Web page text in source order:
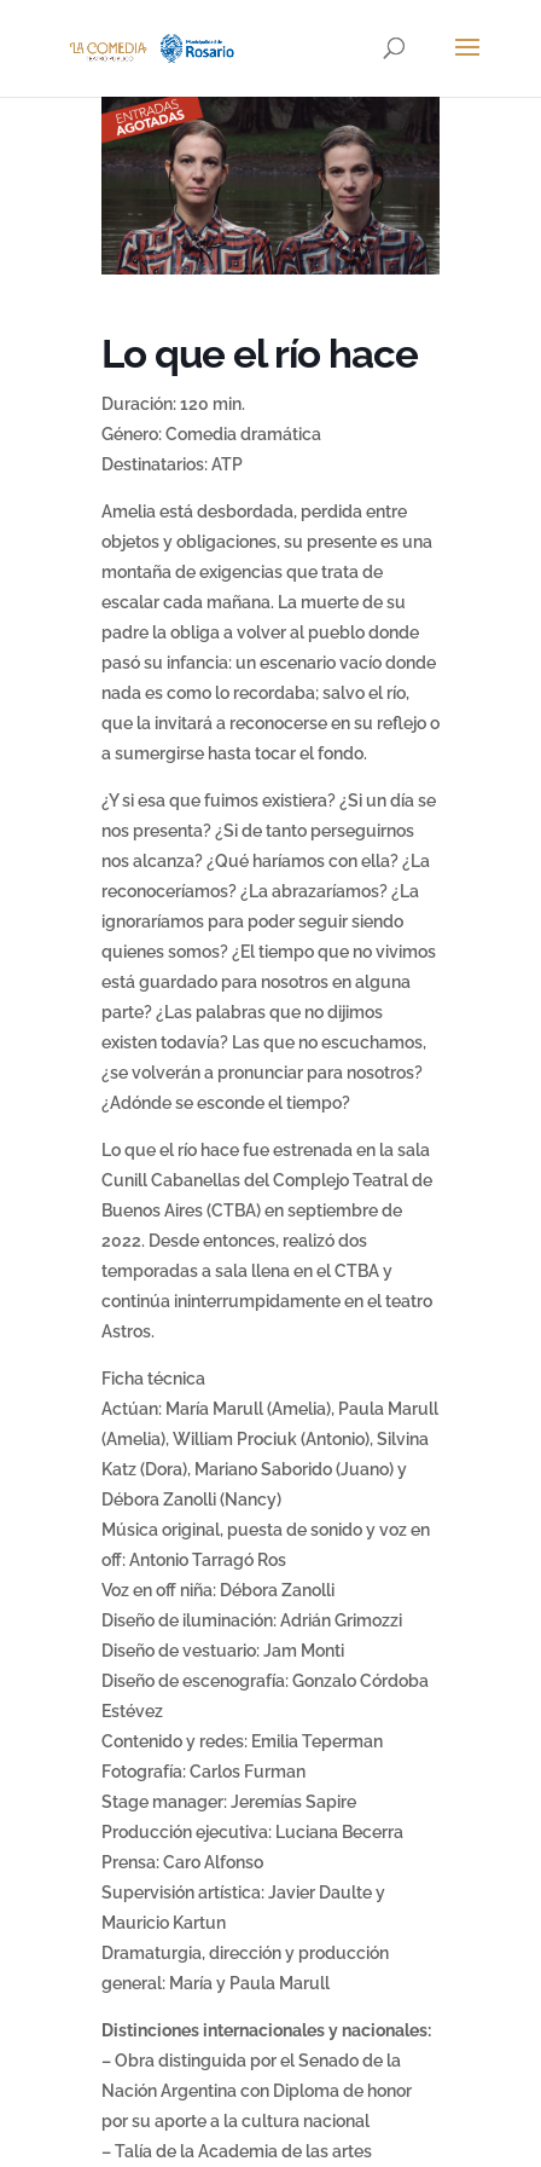
Lo que el río hace
Duración: 120 min.
Género: Comedia dramática
Destinatarios: ATP
Amelia está desbordada, perdida entre
objetos y obligaciones, su presente es una
montaña de exigencias que trata de
escalar cada mañana. La muerte de su
padre la obliga a volver al pueblo donde
pasó su infancia: un escenario vacío donde
nada es como lo recordaba; salvo el río,
que la invitará a reconocerse en su reflejo o
a sumergirse hasta tocar el fondo.
¿Y si esa que fuimos existiera? ¿Si un día se
nos presenta? ¿Si de tanto perseguirnos
nos alcanza? ¿Qué haríamos con ella? ¿La
reconoceríamos? ¿La abrazaríamos? ¿La
ignoraríamos para poder seguir siendo
quienes somos? ¿El tiempo que no vivimos
está guardado para nosotros en alguna
parte? ¿Las palabras que no dijimos
existen todavía? Las que no escuchamos,
¿se volverán a pronunciar para nosotros?
¿Adónde se esconde el tiempo?
Lo que el río hace fue estrenada en la sala
Cunill Cabanellas del Complejo Teatral de
Buenos Aires (CTBA) en septiembre de
2022. Desde entonces, realizó dos
temporadas a sala llena en el CTBA y
continúa ininterrumpidamente en el teatro
Astros.
Ficha técnica
Actúan: María Marull (Amelia), Paula Marull
(Amelia), William Prociuk (Antonio), Silvina
Katz (Dora), Mariano Saborido (Juano) y
Débora Zanolli (Nancy)
Música original, puesta de sonido y voz en
off: Antonio Tarragó Ros
Voz en off niña: Débora Zanolli
Diseño de iluminación: Adrián Grimozzi
Diseño de vestuario: Jam Monti
Diseño de escenografía: Gonzalo Córdoba
Estévez
Contenido y redes: Emilia Teperman
Fotografía: Carlos Furman
Stage manager: Jeremías Sapire
Producción ejecutiva: Luciana Becerra
Prensa: Caro Alfonso
Supervisión artística: Javier Daulte y
Mauricio Kartun
Dramaturgia, dirección y producción
general: María y Paula Marull
Distinciones internacionales y nacionales:
– Obra distinguida por el Senado de la
Nación Argentina con Diploma de honor
por su aporte a la cultura nacional
– Talía de la Academia de las artes